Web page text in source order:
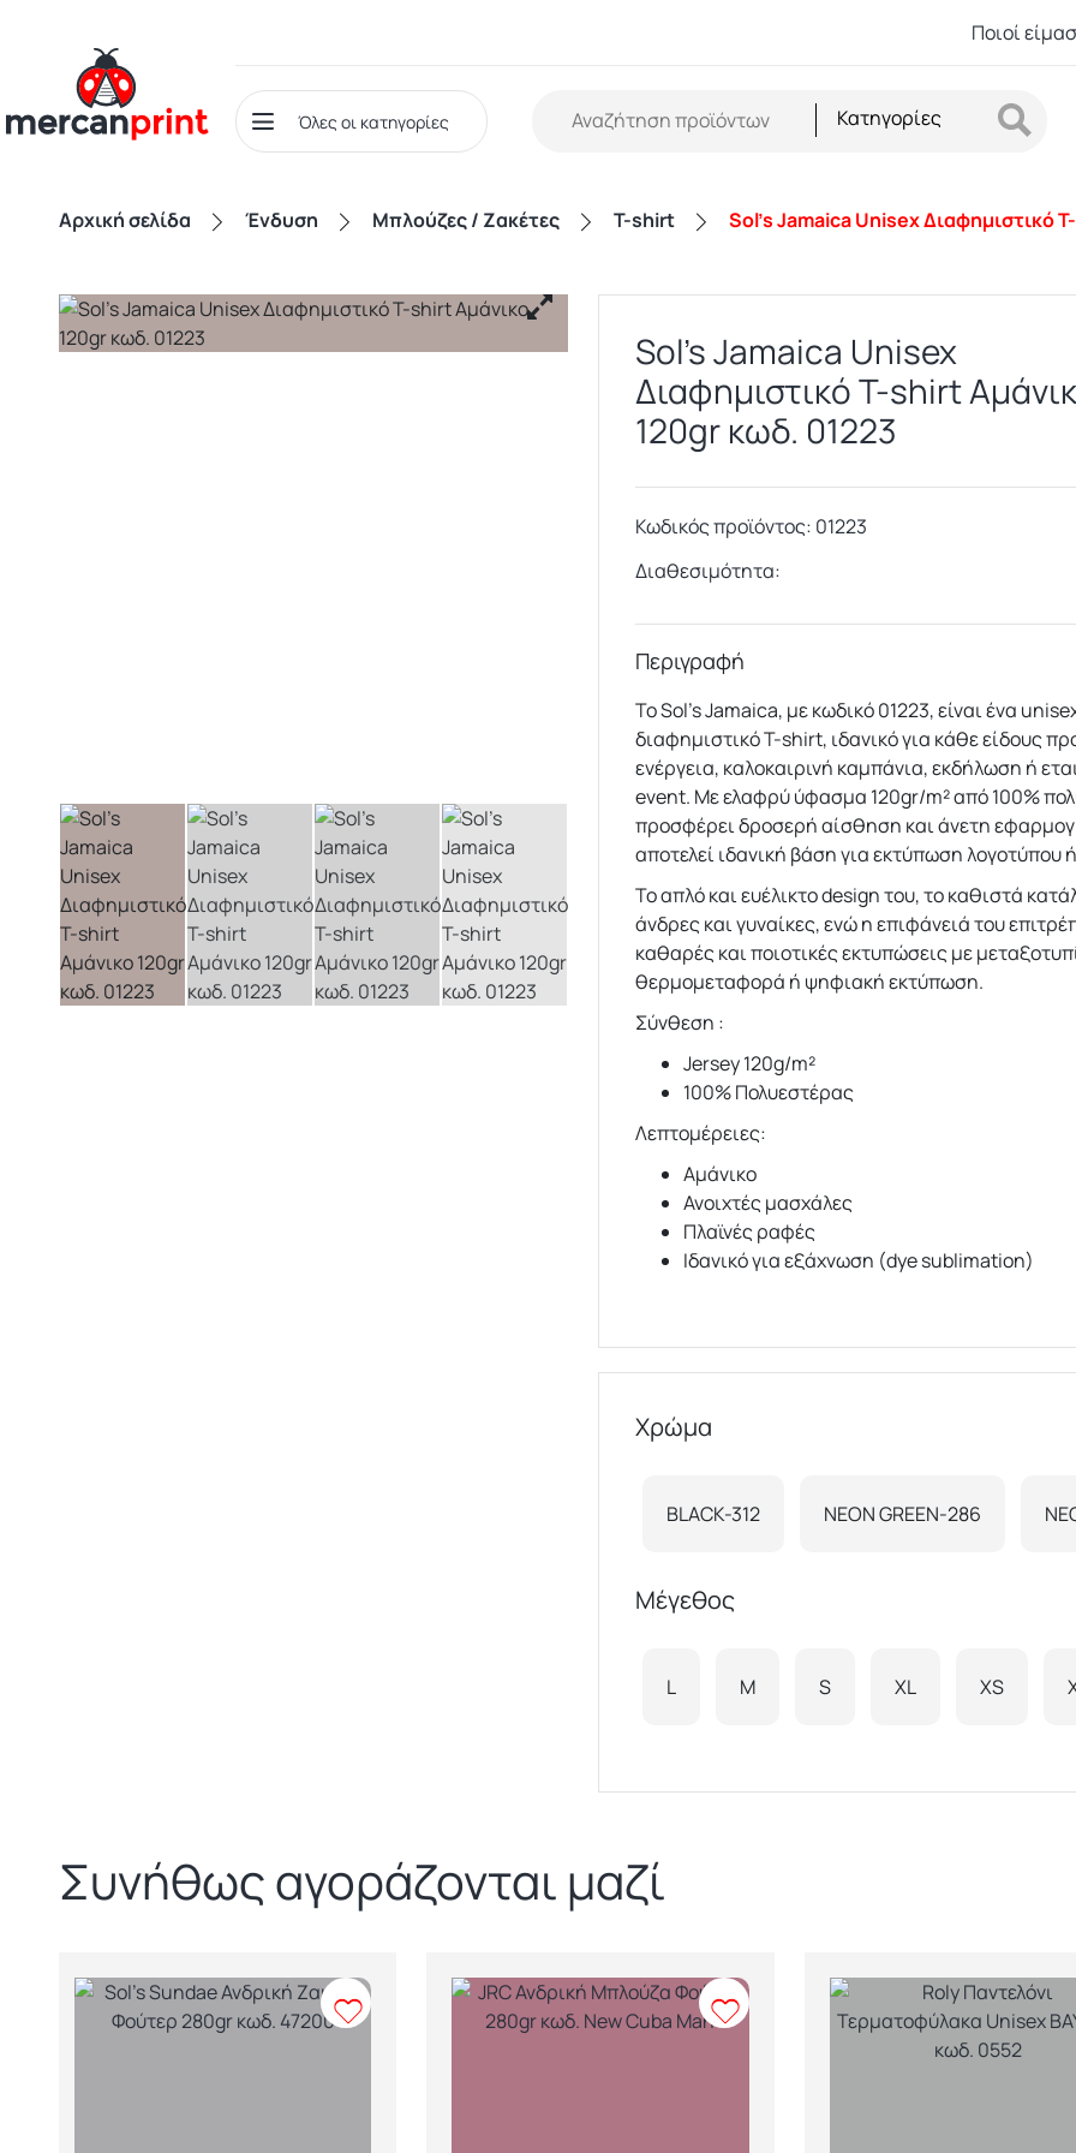
Ποιοί
Όλες οι κατηγορίες Κατηγορίες
Αρχική σελίδα Ένδυση Μπλούζες / Ζακέτες T-shirt Sol’s Jamaica Unisex Διαφημιστικό
Sol’s Jamaica Unisex
Διαφημιστικό T-shirt
120gr κωδ. 01223
Κωδικός προϊόντος: 01223
Διαθεσιμότητα:
Περιγραφή
Το Sol’s Jamaica, με κωδικό 01223, είναι ένα
διαφημιστικό T-shirt, ιδανικό για κάθε είδους
ενέργεια, καλοκαιρινή καμπάνια, εκδήλωση ή
event. Με ελαφρύ ύφασμα 120gr/m² από 100%
προσφέρει δροσερή αίσθηση και άνετη
αποτελεί ιδανική βάση για εκτύπωση λογοτύπου
Το απλό και ευέλικτο design του, το καθιστά
άνδρες και γυναίκες, ενώ η επιφάνειά του
καθαρές και ποιοτικές εκτυπώσεις με
θερμομεταφορά ή ψηφιακή εκτύπωση.
Σύνθεση :
Jersey 120g/m²
100% Πολυεστέρας
Λεπτομέρειες:
Αμάνικο
Ανοιχτές μασχάλες
Πλαϊνές ραφές
Ιδανικό για εξάχνωση (dye sublimation)
Χρώμα
BLACK-312 NEON GREEN-286
Μέγεθος
L M S XL XS
Συνήθως αγοράζονται μαζί